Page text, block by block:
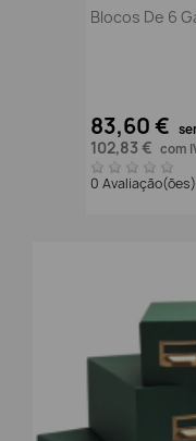
Blocos De 6
83,60 €
102,83 € com
0 Avaliação(ões)